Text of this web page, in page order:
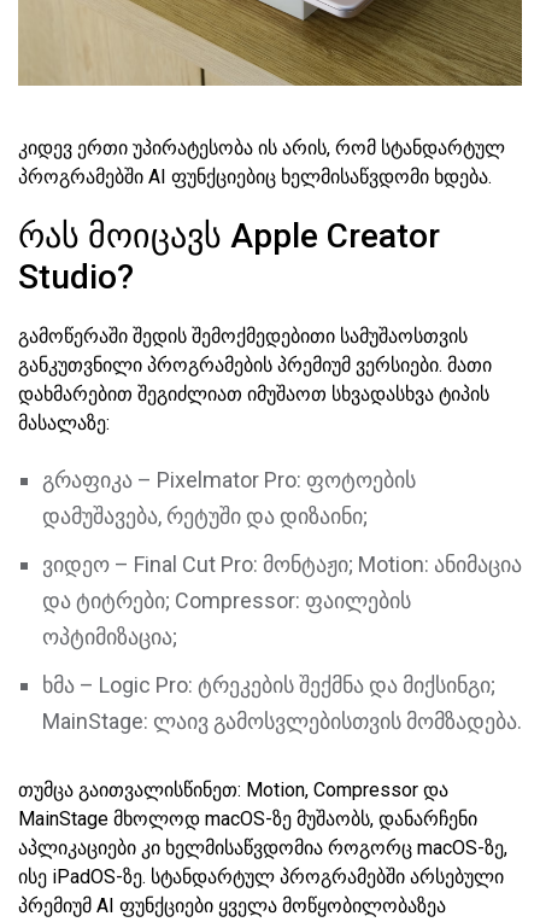
კიდევ ერთი უპირატესობა ის არის, რომ სტანდარტულ
პროგრამებში AI ფუნქციებიც ხელმისაწვდომი ხდება.
რას მოიცავს Apple Creator
Studio?
გამოწერაში შედის შემოქმედებითი სამუშაოსთვის
განკუთვნილი პროგრამების პრემიუმ ვერსიები. მათი
დახმარებით შეგიძლიათ იმუშაოთ სხვადასხვა ტიპის
მასალაზე:
გრაფიკა – Pixelmator Pro: ფოტოების
დამუშავება, რეტუში და დიზაინი;
ვიდეო – Final Cut Pro: მონტაჟი; Motion: ანიმაცია
და ტიტრები; Compressor: ფაილების
ოპტიმიზაცია;
ხმა – Logic Pro: ტრეკების შექმნა და მიქსინგი;
MainStage: ლაივ გამოსვლებისთვის მომზადება.
თუმცა გაითვალისწინეთ: Motion, Compressor და
MainStage მხოლოდ macOS-ზე მუშაობს, დანარჩენი
აპლიკაციები კი ხელმისაწვდომია როგორც macOS-ზე,
ისე iPadOS-ზე. სტანდარტულ პროგრამებში არსებული
პრემიუმ AI ფუნქციები ყველა მოწყობილობაზეა